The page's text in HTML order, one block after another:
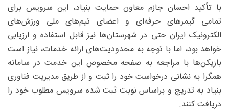
با تأکید احسان جازم معاون حمایت بنیاد، این سرویس برای
تمامی گیمرهای حرفه‌ای و اعضای تیم‌های ملی ورزش‌های
الکترونیک ایران حتی در شهرستان‌ها نیز قابل استفاده و ارزیابی
خواهد بود، اما با توجه به محدودیت‌های ارائه خدمات، نیاز است
بازیکن‌ها با مراجعه به صفحه مخصوص این خدمت در سامانه
همگرا به نشانی درخواست خود را ثبت و از طریق مدیریت فناوری
بنیاد به تدریج و براساس نوبت ثبت شده سرویس مطلوب خود را
دریافت کنند.